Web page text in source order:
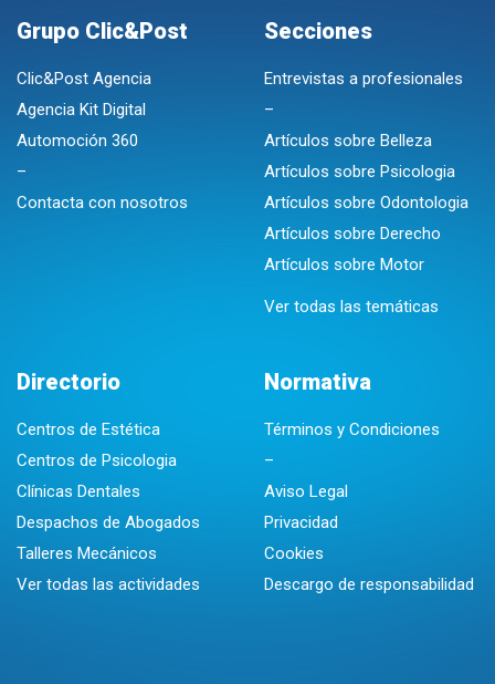
Grupo Clic&Post
Clic&Post Agencia
Agencia Kit Digital
Automoción 360
–
Contacta con nosotros
Secciones
Entrevistas a profesionales
–
Artículos sobre Belleza
Artículos sobre Psicologia
Artículos sobre Odontologia
Artículos sobre Derecho
Artículos sobre Motor
Ver todas las temáticas
Directorio
Centros de Estética
Centros de Psicologia
Clínicas Dentales
Despachos de Abogados
Talleres Mecánicos
Ver todas las actividades
Normativa
Términos y Condiciones
–
Aviso Legal
Privacidad
Cookies
Descargo de responsabilidad